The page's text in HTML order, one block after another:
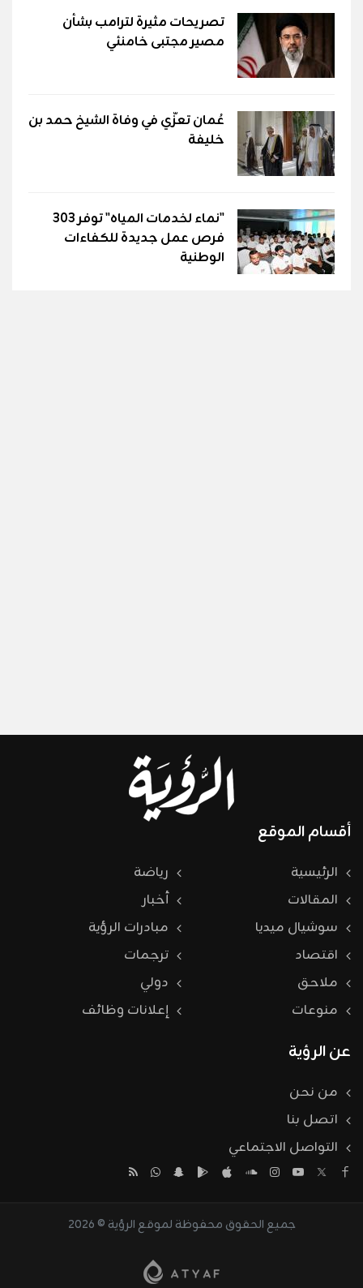
تصريحات مثيرة لترامب بشأن
مصير مجتبى خامنئي
عُمان تعزّي في وفاة الشيخ حمد بن
خليفة
"نماء لخدمات المياه" توفر 303
فرص عمل جديدة للكفاءات
الوطنية
أقسام الموقع
الرئيسية
رياضة
المقالات
أخبار
سوشيال ميديا
مبادرات الرؤية
اقتصاد
ترجمات
ملاحق
دولي
منوعات
إعلانات وظائف
عن الرؤية
من نحن
اتصل بنا
التواصل الاجتماعي
جميع الحقوق محفوظة لموقع الرؤية © 2026